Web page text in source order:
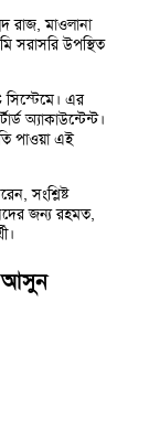
রাজ, মাওলানা
সরাসরি উপস্থিত
সিস্টেমে। এর
অ্যাকাউন্টেন্ট।
পাওয়া এই
সংশ্লিষ্ট
জন্য রহমত,
আসুন